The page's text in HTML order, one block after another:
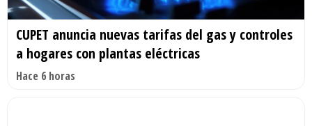
CUPET anuncia nuevas tarifas del gas y controles
a hogares con plantas eléctricas
Hace 6 horas